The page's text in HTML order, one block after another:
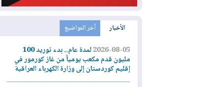
الأخبار آخر المواضيع
2026-08-05 لمدة عام.. بدء توريد 100
مليون قدم مكعب يومياً من غاز كورمور في
إقليم كوردستان إلى وزارة الكهرباء العراقية